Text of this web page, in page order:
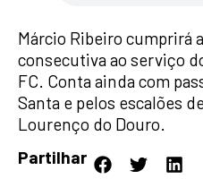
Márcio Ribeiro cumprirá
consecutiva ao serviço
FC. Conta ainda com
Santa e pelos escalões
Lourenço do Douro.
Partilhar